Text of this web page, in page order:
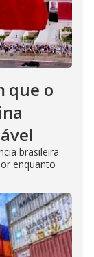
que o
brasileira
enquanto